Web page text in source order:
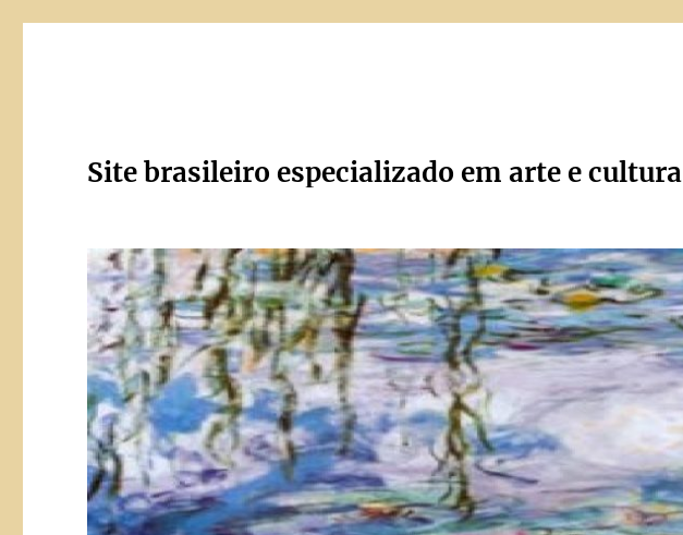
Site brasileiro especializado em arte e cultura